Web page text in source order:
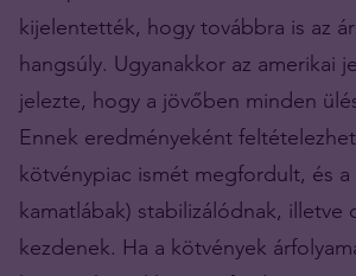
kijelentették, hogy továbbra is az
hangsúly. Ugyanakkor az amerikai
jelezte, hogy a jövőben minden
Ennek eredményeként
kötvénypiac ismét megfordult, és
kamatlábak) stabilizálódnak, illetve
kezdenek. Ha a kötvények